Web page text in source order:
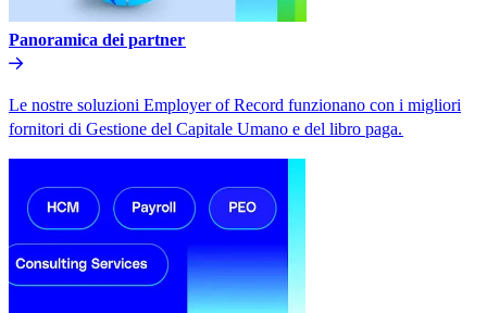
Panoramica dei partner​​
Le nostre soluzioni Employer of Record funzionano con i migliori
fornitori di Gestione del Capitale Umano e del libro paga.​​